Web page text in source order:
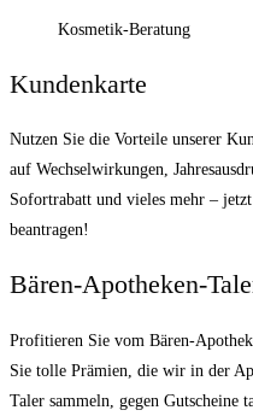
Kosmetik-Beratung
Kundenkarte
Nutzen Sie die Vorteile unserer
auf Wechselwirkungen,
Sofortrabatt und vieles mehr –
beantragen!
Bären-Apotheken-
Profitieren Sie vom Bären-
Sie tolle Prämien, die wir in der
Taler sammeln, gegen Gutscheine